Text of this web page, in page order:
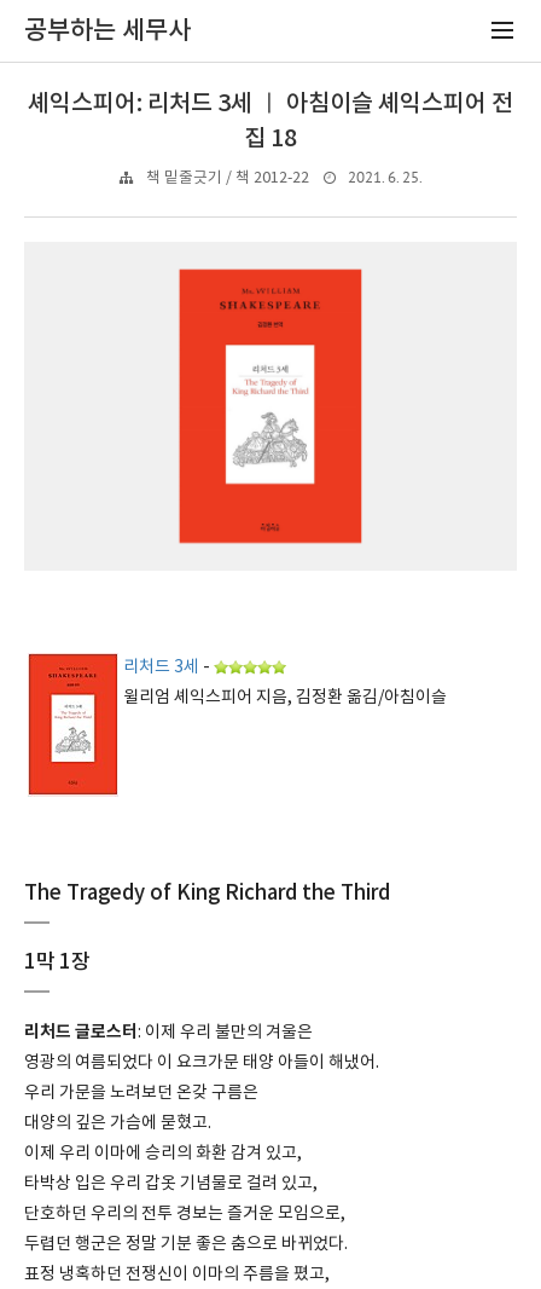
공부하는 세무사
셰익스피어: 리처드 3세 ㅣ 아침이슬 셰익스피어 전
집 18
책 밑줄긋기 / 책 2012-22 2021. 6. 25.
리처드 3세
-
윌리엄 셰익스피어 지음, 김정환 옮김/아침이슬
The Tragedy of King Richard the Third
1막 1장
리처드 글로스터: 이제 우리 불만의 겨울은
영광의 여름되었다 이 요크가문 태양 아들이 해냈어.
우리 가문을 노려보던 온갖 구름은
대양의 깊은 가슴에 묻혔고.
이제 우리 이마에 승리의 화환 감겨 있고,
타박상 입은 우리 갑옷 기념물로 걸려 있고,
단호하던 우리의 전투 경보는 즐거운 모임으로,
두렵던 행군은 정말 기분 좋은 춤으로 바뀌었다.
표정 냉혹하던 전쟁신이 이마의 주름을 폈고,